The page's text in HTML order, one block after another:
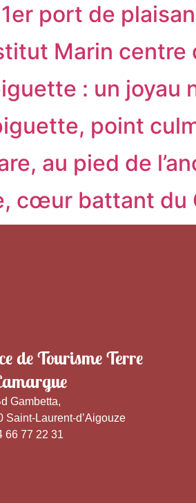
port de
Marin
: un
point
au pied de
cœur battant du
de Tourisme Terre
Gambetta,
Saint-Laurent-d’Aigouze
66 77 22 31